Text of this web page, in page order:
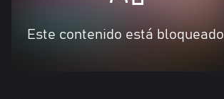
Este contenido está bloqueado